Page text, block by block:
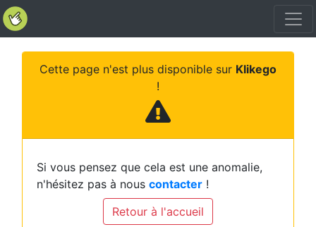
Cette page n'est plus disponible sur Klikego
!
Si vous pensez que cela est une anomalie,
n'hésitez pas à nous contacter !
Retour à l'accueil